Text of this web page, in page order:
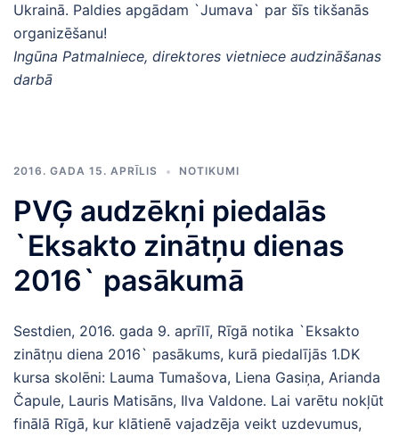
Ukrainā. Paldies apgādam `Jumava` par šīs tikšanās
organizēšanu!
Ingūna Patmalniece, direktores vietniece audzināšanas
darbā
2016. GADA 15. APRĪLIS NOTIKUMI
PVĢ audzēkņi piedalās
`Eksakto zinātņu dienas
2016` pasākumā
Sestdien, 2016. gada 9. aprīlī, Rīgā notika `Eksakto
zinātņu diena 2016` pasākums, kurā piedalījās 1.DK
kursa skolēni: Lauma Tumašova, Liena Gasiņa, Arianda
Čapule, Lauris Matisāns, Ilva Valdone. Lai varētu nokļūt
finālā Rīgā, kur klātienē vajadzēja veikt uzdevumus,